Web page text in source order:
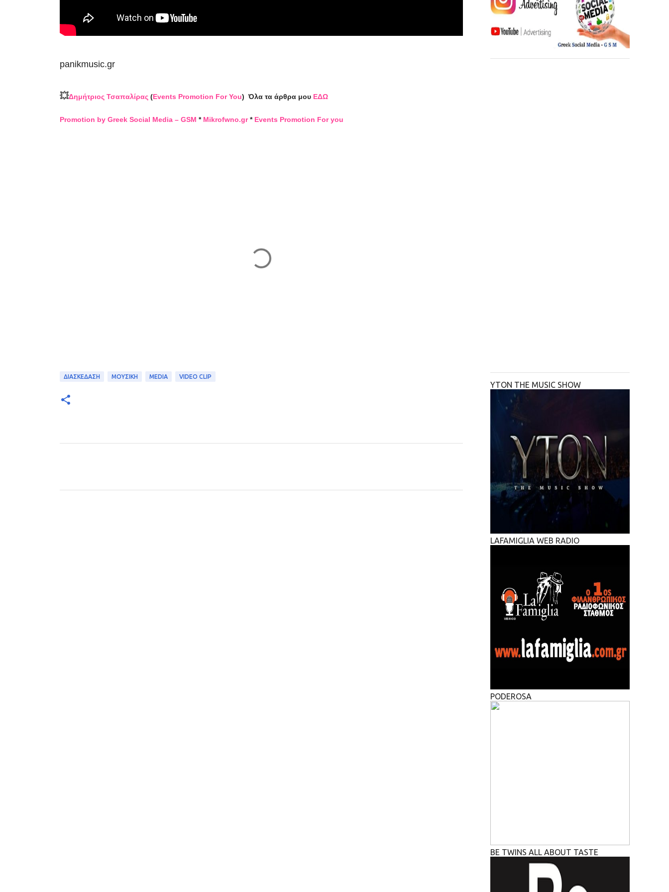
panikmusic.gr
💥Δημήτριος Τσαπαλίρας(Events Promotion For You) Όλα τα άρθρα μου ΕΔΩ
Promotion by Greek Social Media – GSM * Mikrofwno.gr* Events Promotion For you
ΔΙΑΣΚΕΔΑΣΗ ΜΟΥΣΙΚΗ MEDIA VIDEO CLIP
YTON THE MUSIC SHOW
LAFAMIGLIA WEB RADIO
PODEROSA
BE TWINS ALL ABOUT TASTE